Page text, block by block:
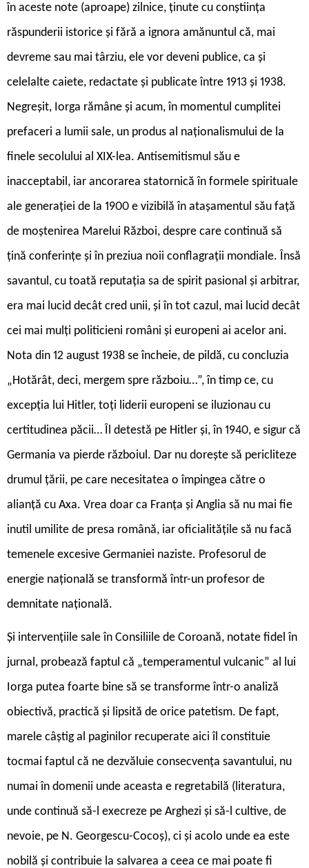
în aceste note (aproape) zilnice, ținute cu conștiința
răspunderii istorice și fără a ignora amănuntul că, mai
devreme sau mai târziu, ele vor deveni publice, ca și
celelalte caiete, redactate și publicate între 1913 și 1938.
Negreșit, Iorga rămâne și acum, în momentul cumplitei
prefaceri a lumii sale, un produs al naționalismului de la
finele secolului al XIX-lea. Antisemitismul său e
inacceptabil, iar ancorarea statornică în formele spirituale
ale generației de la 1900 e vizibilă în atașamentul său față
de moștenirea Marelui Război, despre care continuă să
țină conferințe și în preziua noii conflagrații mondiale. Însă
savantul, cu toată reputația sa de spirit pasional și arbitrar,
era mai lucid decât cred unii, și în tot cazul, mai lucid decât
cei mai mulți politicieni români și europeni ai acelor ani.
Nota din 12 august 1938 se încheie, de pildă, cu concluzia
„Hotărât, deci, mergem spre războiu…”, în timp ce, cu
excepția lui Hitler, toți liderii europeni se iluzionau cu
certitudinea păcii… Îl detestă pe Hitler și, în 1940, e sigur că
Germania va pierde războiul. Dar nu dorește să pericliteze
drumul țării, pe care necesitatea o împingea către o
alianță cu Axa. Vrea doar ca Franța și Anglia să nu mai fie
inutil umilite de presa română, iar oficialitățile să nu facă
temenele excesive Germaniei naziste. Profesorul de
energie națională se transformă într-un profesor de
demnitate națională.
Și intervențiile sale în Consiliile de Coroană, notate fidel în
jurnal, probează faptul că „temperamentul vulcanic” al lui
Iorga putea foarte bine să se transforme într-o analiză
obiectivă, practică și lipsită de orice patetism. De fapt,
marele câștig al paginilor recuperate aici îl constituie
tocmai faptul că ne dezvăluie consecvența savantului, nu
numai în domenii unde aceasta e regretabilă (literatura,
unde continuă să-l execreze pe Arghezi și să-l cultive, de
nevoie, pe N. Georgescu-Cocoș), ci și acolo unde ea este
nobilă și contribuie la salvarea a ceea ce mai poate fi